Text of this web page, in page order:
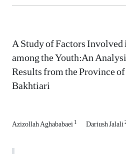
A Study of Factors
among the Youth:An
Results from the Province
Bakhtiari
Azizollah Aghababaei1 Dariush Jalali